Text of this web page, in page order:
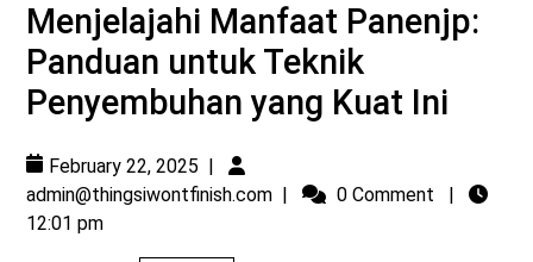
Menjelajahi Manfaat Panenjp:
Panduan untuk Teknik
Penyembuhan yang Kuat Ini
February 22, 2025 |
admin@thingsiwontfinish.com | 0 Comment
|
12:01 pm